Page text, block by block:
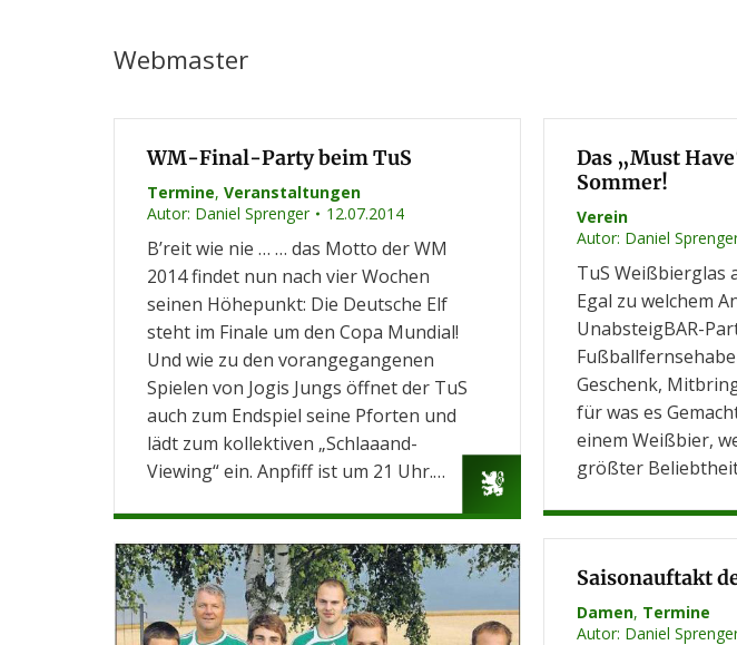
Webmaster
WM-Final-Party beim TuS
Termine, Veranstaltungen
Autor: Daniel Sprenger 12.07.2014
B’reit wie nie … … das Motto der WM
2014 findet nun nach vier Wochen
seinen Höhepunkt: Die Deutsche Elf
steht im Finale um den Copa Mundial!
Und wie zu den vorangegangenen
Spielen von Jogis Jungs öffnet der TuS
auch zum Endspiel seine Pforten und
lädt zum kollektiven „Schlaaand-
Viewing“ ein. Anpfiff ist um 21 Uhr.…
Das „Must
Sommer!
Verein
Autor: Daniel
TuS Weißbierglas
Egal zu welchem
UnabsteigBAR-
Geschenk,
für was es
einem Weißbier,
größter
Saisonauftakt
Damen, Termine
Autor: Daniel